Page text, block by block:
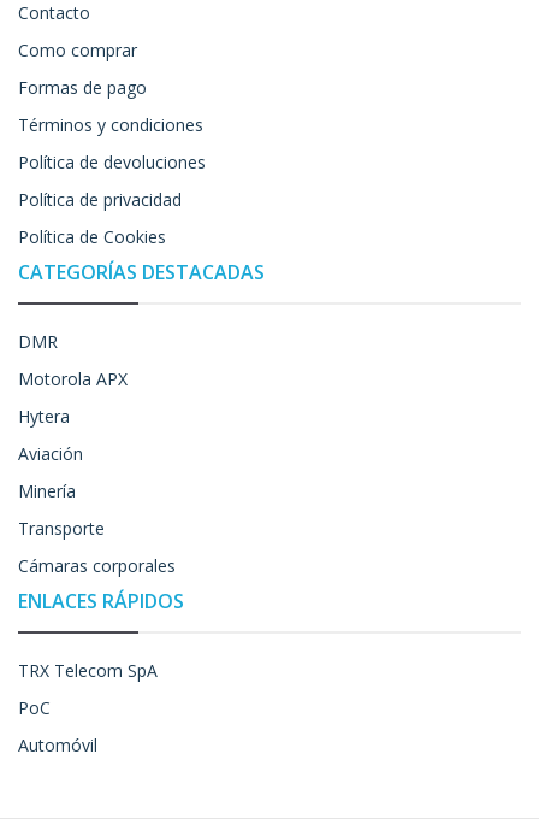
Contacto
Como comprar
Formas de pago
Términos y condiciones
Política de devoluciones
Política de privacidad
Política de Cookies
CATEGORÍAS DESTACADAS
DMR
Motorola APX
Hytera
Aviación
Minería
Transporte
Cámaras corporales
ENLACES RÁPIDOS
TRX Telecom SpA
PoC
Automóvil